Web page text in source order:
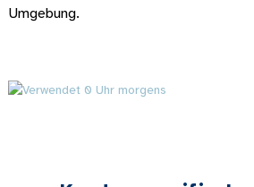
Umgebung.